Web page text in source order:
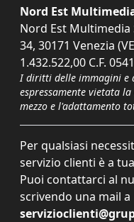
Nord Est
Nord Est Multimedia
34, 30171 Venezia
1.432.522,00 C.F.
I diritti delle immagini e
espressamente vietata
mezzo e l'adattamento
Per qualsiasi
servizio clienti è a
Puoi contattarci al
scrivendo una mail a